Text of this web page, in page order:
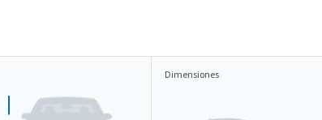
Dimensiones